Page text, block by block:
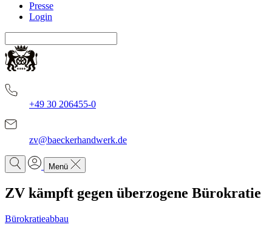
Presse
Login
+49 30 206455-0
zv@baeckerhandwerk.de
Menü
ZV kämpft gegen überzogene Bürokratie
Bürokratieabbau